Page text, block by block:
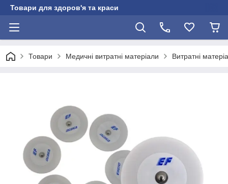
Товари для здоров'я та краси
Товари Медичні витратні матеріали Витратні